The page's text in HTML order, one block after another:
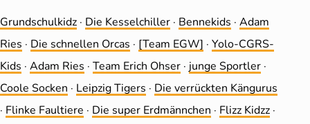
Grundschulkidz · Die Kesselchiller · Bennekids · Adam
Ries · Die schnellen Orcas · [Team EGW] · Yolo-CGRS-
Kids · Adam Ries · Team Erich Ohser · junge Sportler ·
Coole Socken · Leip­zig Tigers · Die ver­rückten Kängurus
· Flinke Faultiere · Die super Erdmännchen · Flizz Kidzz ·